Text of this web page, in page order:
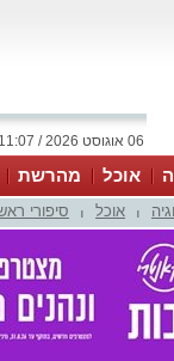
06 אוגוסט 2026 / 11:07
אוכל מהרשת
אוכל סיפורי